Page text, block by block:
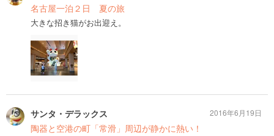
名古屋一泊２日 夏の旅
大きな招き猫がお出迎え。
サンタ・デラックス
陶器と空港の町「常滑」周辺が静かに熱い！
2016年6月19日